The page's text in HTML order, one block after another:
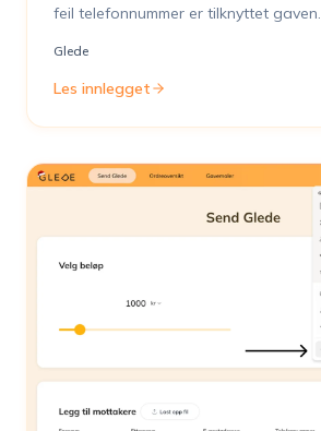
feil telefonnummer er tilknyttet gaven.
Glede
Les innlegget